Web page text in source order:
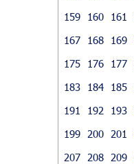
159
160 161
167
168 169
175
176 177
183
184 185
191
192 193
199
200 201
207
208 209